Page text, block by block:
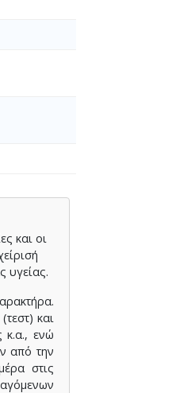
και οι
υγείας.
και
κ.α., ενώ
από την
στις